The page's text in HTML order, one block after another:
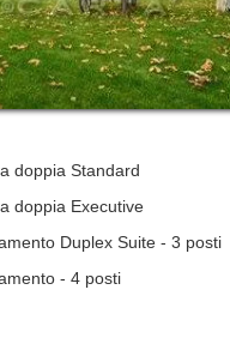
doppia Standard
doppia Executive
Duplex Suite - 3 posti
- 4 posti